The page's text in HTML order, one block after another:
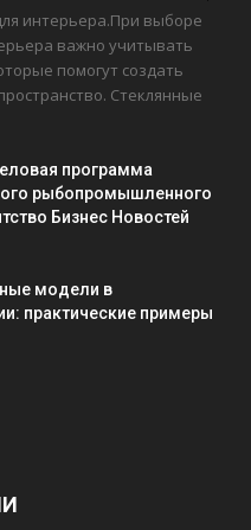
интерьера.При выборе
важно учитывать
помогут создать
Стеклянные
программа
рыбопромышленного
Бизнес Новостей
модели в
практические примеры